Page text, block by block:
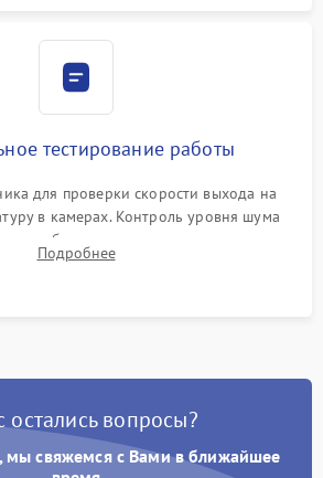
тестирование работы
для проверки скорости выхода на
в камерах. Контроль уровня шума
обмерзания стенок и корректного
системы автоматической оттайки.
Подробнее
остались вопросы?
мы свяжемся с Вами в ближайшее